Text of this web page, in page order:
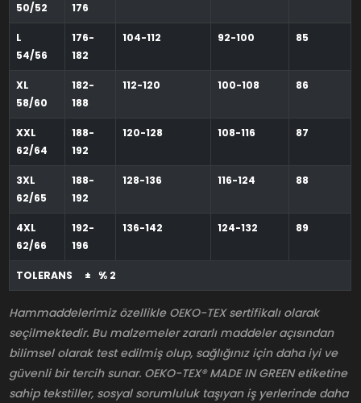
50/52
176
L
54/56
176-
182
104-112 92-100 85
XL
58/60
182-
188
112-120 100-108 86
XXL
62/64
188-
192
120-128 108-116 87
3XL
62/65
188-
192
128-136 116-124 88
4XL
62/66
192-
196
136-142 124-132 89
TOLERANS ± % 2
Hammaddelerimiz özellikle OEKO-TEX sertifikalı olarak
seçilmektedir. Bu malzemeler zararlı maddeler açısından
bilimsel olarak test edilmiş olup, sağlığınız için daha iyi ve
güvenli bir tercih sunar. OEKO-TEX® MADE IN GREEN etiketine
sahip tekstiller, sosyal sorumluluk taşıyan iş yerlerinde daha